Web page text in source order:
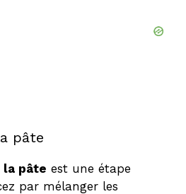
pâte
la pâte est une étape
par mélanger les